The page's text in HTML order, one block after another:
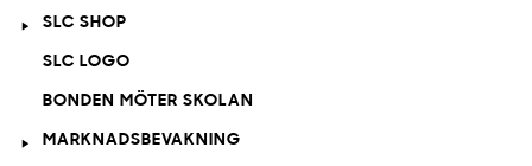
SLC SHOP
SLC LOGO
BONDEN MÖTER SKOLAN
MARKNADSBEVAKNING